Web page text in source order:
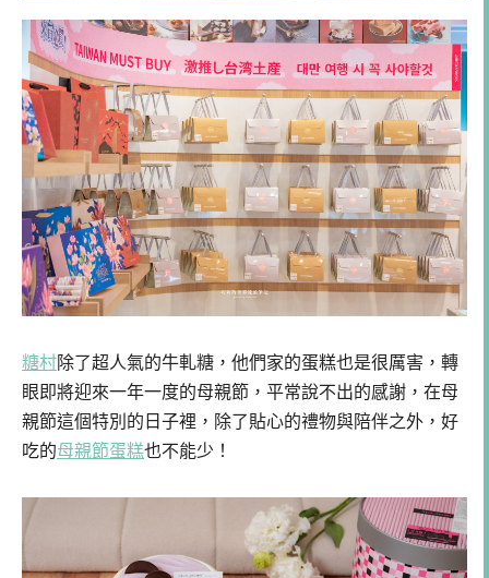
糖村除了超人氣的牛軋糖，他們家的蛋糕也是很厲害，轉
眼即將迎來一年一度的母親節，平常說不出的感謝，在母
親節這個特別的日子裡，除了貼心的禮物與陪伴之外，好
吃的母親節蛋糕也不能少！